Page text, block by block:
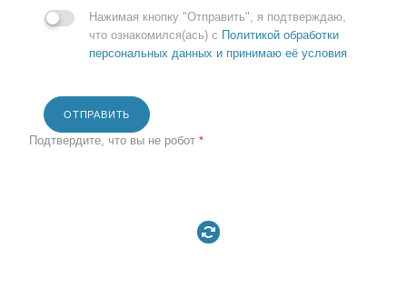
Нажимая кнопку "Отправить", я подтверждаю,
что ознакомился(ась) с Политикой обработки
персональных данных и принимаю её условия
ОТПРАВИТЬ
Подтвердите, что вы не робот *